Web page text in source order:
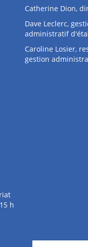
h
Catherine Dion,
Dave Leclerc,
administratif
Caroline Losier,
gestion